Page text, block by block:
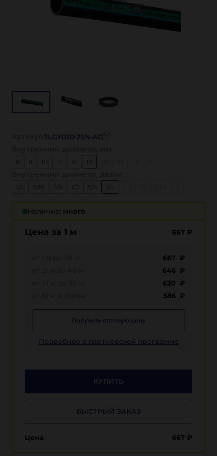
Наличие: много
Цена за 1 м 667 ₽
667 ₽
646 ₽
620 ₽
586 ₽
Получить оптовую цену
Подробнее о партнёрской программе
КУПИТЬ
БЫСТРЫЙ ЗАКАЗ
Цена 667 ₽
TLGY020-2SN-AC
6 8 16
5/16 3/8 5/8 3/4